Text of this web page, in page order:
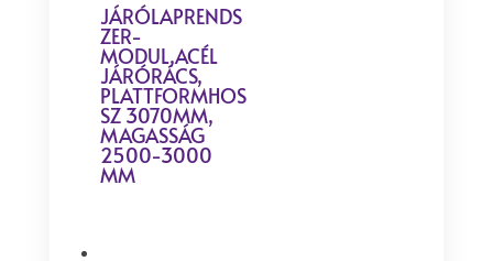
JÁRÓLAPRENDS
ZER-
MODUL,ACÉL
JÁRÓRÁCS,
PLATTFORMHOS
SZ 3070MM,
MAGASSÁG
2500-3000
MM